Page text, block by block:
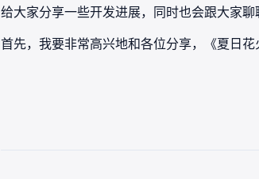
给大家分享一些开发进展，同时也会跟大家
首先，我要非常高兴地和各位分享，《夏日花